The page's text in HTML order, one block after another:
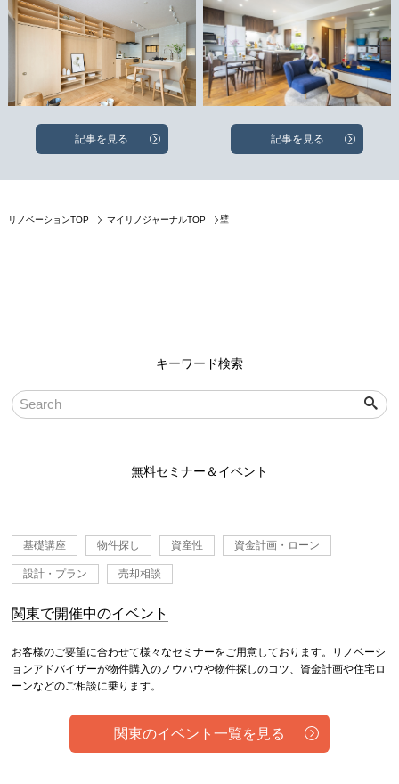
記事を見る 記事を見る
リノベーションTOP マイリノジャーナルTOP 壁
キーワード検索
無料セミナー＆イベント
基礎講座 物件探し 資産性 資金計画・ローン
設計・プラン 売却相談
関東で開催中のイベント
お客様のご要望に合わせて様々なセミナーをご用意しております。リノベーシ
ョンアドバイザーが物件購入のノウハウや物件探しのコツ、資金計画や住宅ロ
ーンなどのご相談に乗ります。
関東のイベント一覧を見る